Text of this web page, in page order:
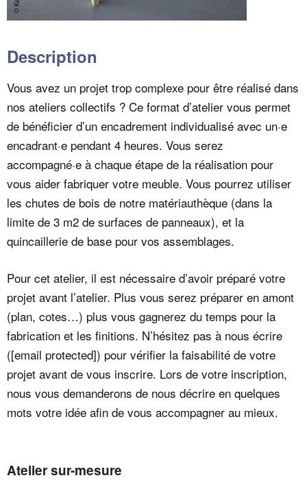
Description
Vous avez un projet trop complexe pour être réalisé dans
nos ateliers collectifs ? Ce format d’atelier vous permet
de bénéficier d’un encadrement individualisé avec un·e
encadrant·e pendant 4 heures. Vous serez
accompagné·e à chaque étape de la réalisation pour
vous aider fabriquer votre meuble. Vous pourrez utiliser
les chutes de bois de notre matériauthèque (dans la
limite de 3 m2 de surfaces de panneaux), et la
quincaillerie de base pour vos assemblages.
Pour cet atelier, il est nécessaire d’avoir préparé votre
projet avant l’atelier. Plus vous serez préparer en amont
(plan, cotes…) plus vous gagnerez du temps pour la
fabrication et les finitions. N’hésitez pas à nous écrire
([email protected]) pour vérifier la faisabilité de votre
projet avant de vous inscrire. Lors de votre inscription,
nous vous demanderons de nous décrire en quelques
mots votre idée afin de vous accompagner au mieux.
Atelier sur-mesure